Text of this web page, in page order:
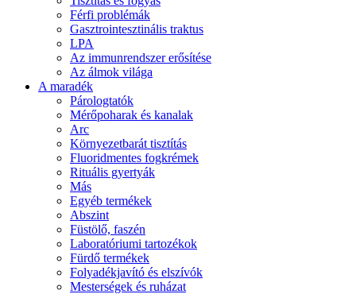
Férfi problémák
Gasztrointesztinális traktus
LPA
Az immunrendszer erősítése
Az álmok világa
A maradék
Párologtatók
Mérőpoharak és kanalak
Arc
Környezetbarát tisztítás
Fluoridmentes fogkrémek
Rituális gyertyák
Más
Egyéb termékek
Abszint
Füstölő, faszén
Laboratóriumi tartozékok
Fürdő termékek
Folyadékjavító és elszívók
Mesterségek és ruházat